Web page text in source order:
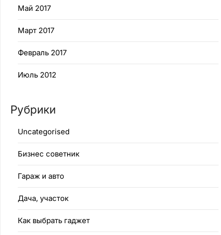
Май 2017
Март 2017
Февраль 2017
Июль 2012
Рубрики
Uncategorised
Бизнес советник
Гараж и авто
Дача, участок
Как выбрать гаджет